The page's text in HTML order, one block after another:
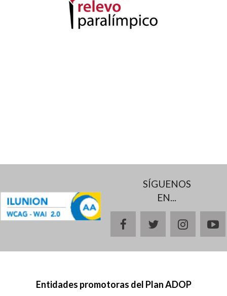
SÍGUENOS
EN...
facebooktwitter
Entidades promotoras del Plan ADOP